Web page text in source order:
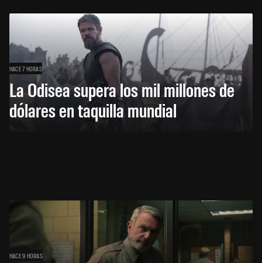
HACE 7 HORAS
La Odisea supera los mil millones de
dólares en taquilla mundial
HACE 9 HORAS